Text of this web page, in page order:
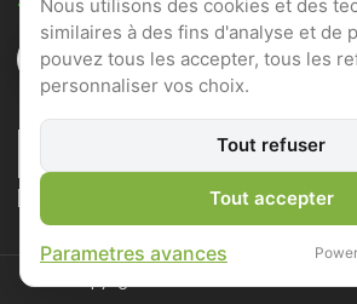
Nous utilisons des cookies et des
similaires à des fins d'analyse et de
pouvez tous les accepter, tous les
personnaliser vos choix.
Tout refuser
Tout accepter
Parametres avances
J'accepte les conditions générales
confidentialité